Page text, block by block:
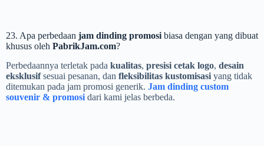
23. Apa perbedaan jam dinding promosi biasa dengan yang dibuat
khusus oleh PabrikJam.com?
Perbedaannya terletak pada kualitas, presisi cetak logo, desain
eksklusifsesuai pesanan, dan fleksibilitas kustomisasi yang tidak
ditemukan pada jam promosi generik. Jam dinding custom
souvenir & promosi dari kami jelas berbeda.